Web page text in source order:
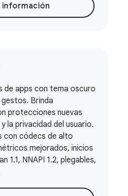
información
de apps con tema oscuro
Brinda
protecciones nuevas
la privacidad del usuario.
con códecs de alto
mejorados, inicios
1.1, NNAPI 1.2, plegables,